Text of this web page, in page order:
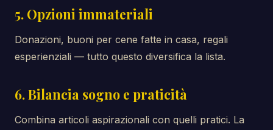
5. Opzioni immateriali
Donazioni, buoni per cene fatte in casa, regali
esperienziali — tutto questo diversifica la lista.
6. Bilancia sogno e praticità
Combina articoli aspirazionali con quelli pratici. La